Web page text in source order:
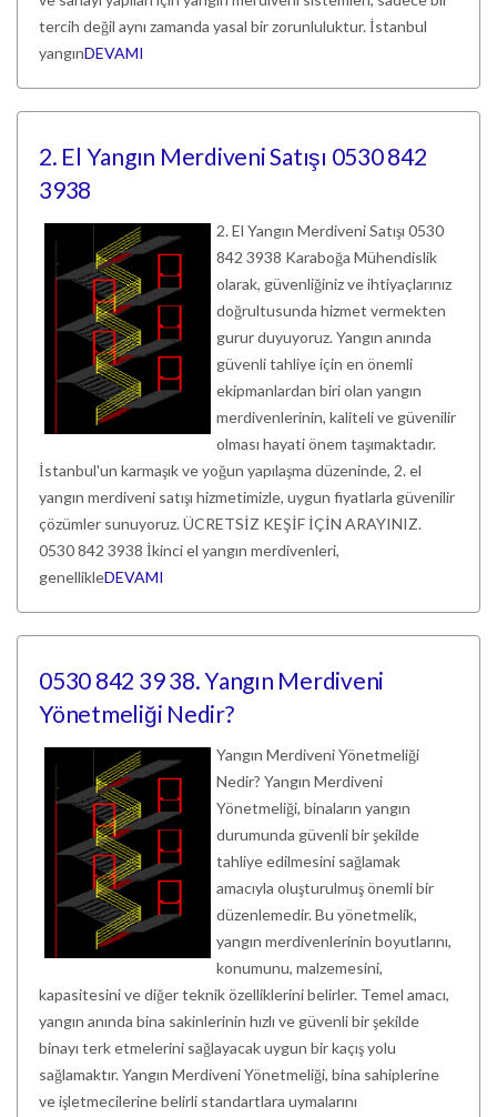
tercih değil aynı zamanda yasal bir zorunluluktur. İstanbul
yangınDEVAMI
2. El Yangın Merdiveni Satışı 0530 842
3938
2. El Yangın Merdiveni Satışı 0530
842 3938 Karaboğa Mühendislik
olarak, güvenliğiniz ve ihtiyaçlarınız
doğrultusunda hizmet vermekten
gurur duyuyoruz. Yangın anında
güvenli tahliye için en önemli
ekipmanlardan biri olan yangın
merdivenlerinin, kaliteli ve güvenilir
olması hayati önem taşımaktadır.
İstanbul'un karmaşık ve yoğun yapılaşma düzeninde, 2. el
yangın merdiveni satışı hizmetimizle, uygun fiyatlarla güvenilir
çözümler sunuyoruz. ÜCRETSİZ KEŞİF İÇİN ARAYINIZ.
0530 842 3938 İkinci el yangın merdivenleri,
genellikleDEVAMI
0530 842 39 38. Yangın Merdiveni
Yönetmeliği Nedir?
Yangın Merdiveni Yönetmeliği
Nedir? Yangın Merdiveni
Yönetmeliği, binaların yangın
durumunda güvenli bir şekilde
tahliye edilmesini sağlamak
amacıyla oluşturulmuş önemli bir
düzenlemedir. Bu yönetmelik,
yangın merdivenlerinin boyutlarını,
konumunu, malzemesini,
kapasitesini ve diğer teknik özelliklerini belirler. Temel amacı,
yangın anında bina sakinlerinin hızlı ve güvenli bir şekilde
binayı terk etmelerini sağlayacak uygun bir kaçış yolu
sağlamaktır. Yangın Merdiveni Yönetmeliği, bina sahiplerine
ve işletmecilerine belirli standartlara uymalarını